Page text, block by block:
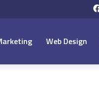
Web Design